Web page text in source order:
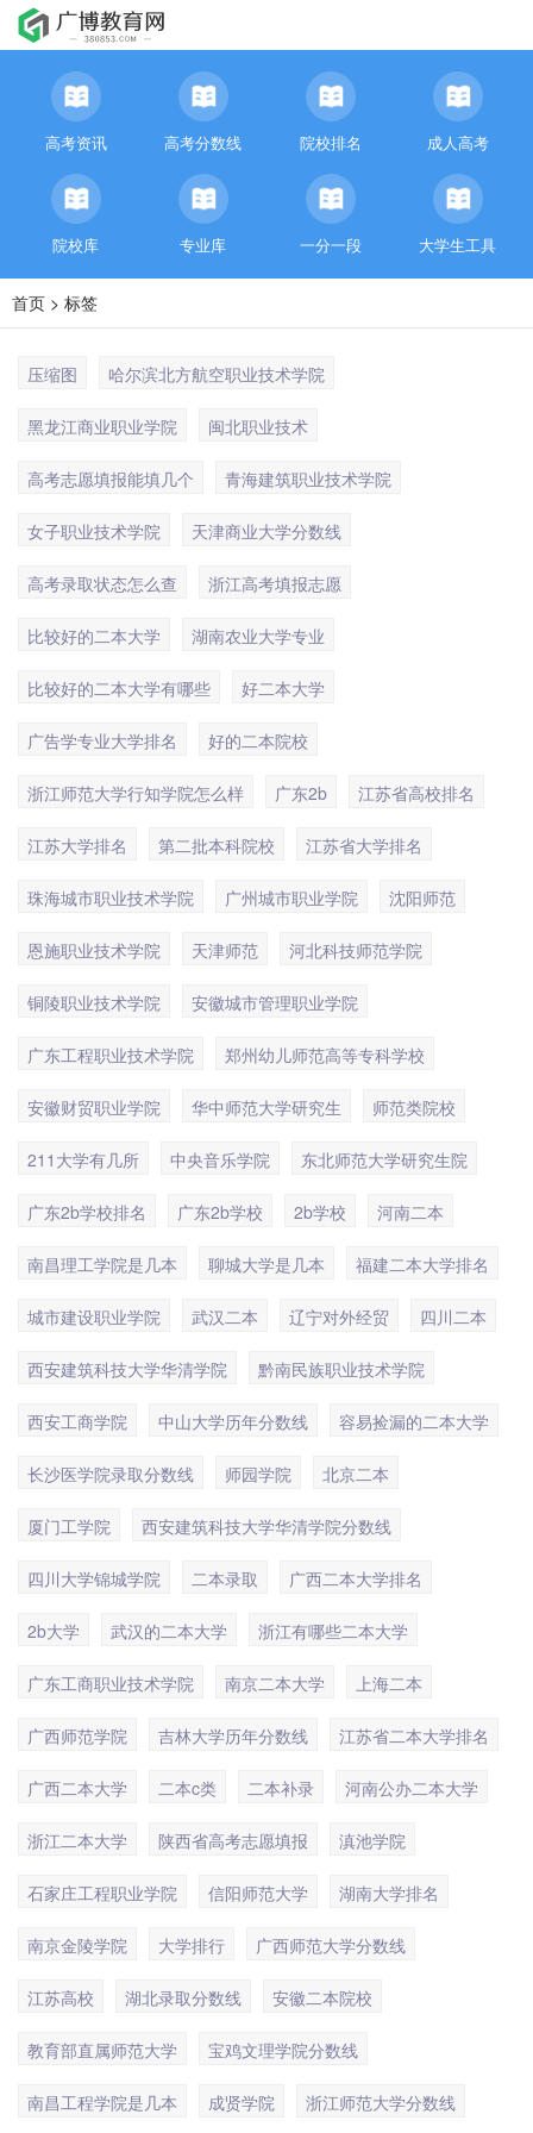
高考资讯 高考分数线 院校排名 成人高考
院校库 专业库 一分一段 大学生工具
首页 > 标签
压缩图 哈尔滨北方航空职业技术学院
黑龙江商业职业学院 闽北职业技术
高考志愿填报能填几个 青海建筑职业技术学院
女子职业技术学院 天津商业大学分数线
高考录取状态怎么查 浙江高考填报志愿
比较好的二本大学 湖南农业大学专业
比较好的二本大学有哪些 好二本大学
广告学专业大学排名 好的二本院校
浙江师范大学行知学院怎么样 广东2b 江苏省高校排名
江苏大学排名 第二批本科院校 江苏省大学排名
珠海城市职业技术学院 广州城市职业学院 沈阳师范
恩施职业技术学院 天津师范 河北科技师范学院
铜陵职业技术学院 安徽城市管理职业学院
广东工程职业技术学院 郑州幼儿师范高等专科学校
安徽财贸职业学院 华中师范大学研究生 师范类院校
211大学有几所 中央音乐学院 东北师范大学研究生院
广东2b学校排名 广东2b学校 2b学校 河南二本
南昌理工学院是几本 聊城大学是几本 福建二本大学排名
城市建设职业学院 武汉二本 辽宁对外经贸 四川二本
西安建筑科技大学华清学院 黔南民族职业技术学院
西安工商学院 中山大学历年分数线 容易捡漏的二本大学
长沙医学院录取分数线 师园学院 北京二本
厦门工学院 西安建筑科技大学华清学院分数线
四川大学锦城学院 二本录取 广西二本大学排名
2b大学 武汉的二本大学 浙江有哪些二本大学
广东工商职业技术学院 南京二本大学 上海二本
广西师范学院 吉林大学历年分数线 江苏省二本大学排名
广西二本大学 二本c类 二本补录 河南公办二本大学
浙江二本大学 陕西省高考志愿填报 滇池学院
石家庄工程职业学院 信阳师范大学 湖南大学排名
南京金陵学院 大学排行 广西师范大学分数线
江苏高校 湖北录取分数线 安徽二本院校
教育部直属师范大学 宝鸡文理学院分数线
南昌工程学院是几本 成贤学院 浙江师范大学分数线